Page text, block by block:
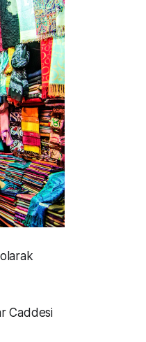
Caddesi